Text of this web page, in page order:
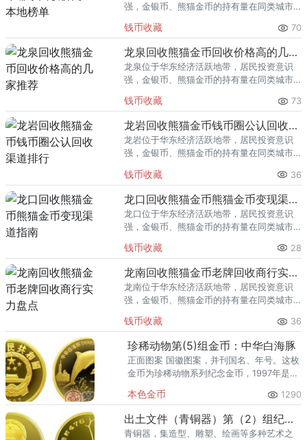
强，金银币、熊猫金币的持有量在同类城市
熊猫金币的需求就明显升温，但鱼龙混杂的
回收渠道里，能精准识别版别溢
钱币收藏 70
龙泉回收熊猫金币回收价格高的几家推荐
龙泉位于华东经济活跃地带，居民投资意识
强，金银币、熊猫金币的持有量在同类城市
熊猫金币的需求就明显升温，但鱼龙混杂的
回收渠道里，能精准识别版别溢
钱币收藏 73
龙岩回收熊猫金币钱币圈公认回收渠道排行
龙岩位于华东经济活跃地带，居民投资意识
强，金银币、熊猫金币的持有量在同类城市
熊猫金币的需求就明显升温，但鱼龙混杂的
回收渠道里，能精准识别版别溢
钱币收藏 36
龙口回收熊猫金币熊猫金币变现渠道指南
龙口位于华东经济活跃地带，居民投资意识
强，金银币、熊猫金币的持有量在同类城市
熊猫金币的需求就明显升温，但鱼龙混杂的
回收渠道里，能精准识别版别溢
钱币收藏 28
龙南回收熊猫金币老牌回收商行实力盘点
龙南位于华东经济活跃地带，居民投资意识
强，金银币、熊猫金币的持有量在同类城市
熊猫金币的需求就明显升温，但鱼龙混杂的
回收渠道里，能精准识别版别溢
钱币收藏 36
珍稀动物第(5)组金币：中华白海豚
正面图案 国徽图案，并刊国名、年号。这枚
金币为珍稀动物系列纪念金币，1997年是我
作为庆祝香港回归的吉祥物，特此发行了这
套纪念金币。
本色金币 1290
出土文件（青铜器）第（2）组纪念金币：卧鹿
青铜器，集造型、雕塑、绘画等多种艺术之